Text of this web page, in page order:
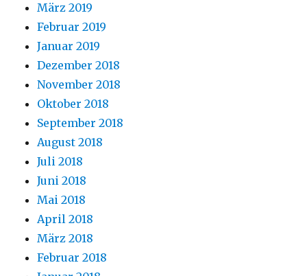
März 2019
Februar 2019
Januar 2019
Dezember 2018
November 2018
Oktober 2018
September 2018
August 2018
Juli 2018
Juni 2018
Mai 2018
April 2018
März 2018
Februar 2018